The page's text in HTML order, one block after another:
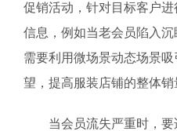
促销活动，针对目标客户
信息，例如当老会员陷入沉
需要利用微场景动态场景
望，提高服装店铺的整体销
当会员流失严重时，要